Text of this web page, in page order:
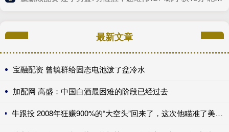
最新文章
宝融配资 曾毓群给固态电池泼了盆冷水
加配网 高盛：中国白酒最困难的阶段已经过去
牛跟投 2008年狂赚900%的“大空头”回来了，这次他瞄准了美国保险公司，甚至包括伯克希尔......